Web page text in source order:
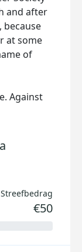
and after
because
at some
of
Against
Streefbedrag
€50